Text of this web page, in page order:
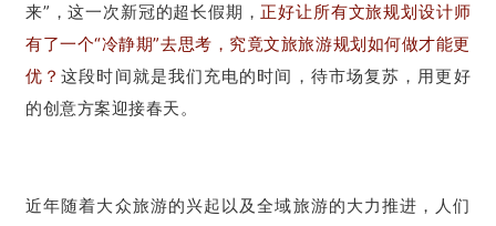
来”，这一次新冠的超长假期， 正好让所有文旅规划设计师
有了一个“冷静期”去思考，究竟文旅旅游规划如何做才能更
优？这段时间就是我们充电的时间，待市场复苏，用更好
的创意方案迎接春天。
近年随着大众旅游的兴起以及全域旅游的大力推进，人们